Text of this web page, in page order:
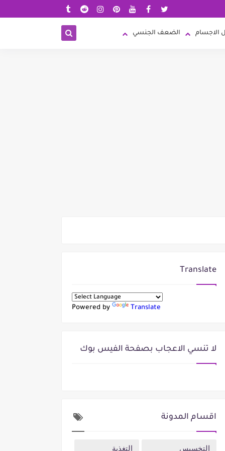
الاجسام الضعف الجنسي
Translate
Powered by Translate
لا تنسي الاعجاب بصفحة الفيس بوك
اقسام المدونة
التخسيس
التغذية